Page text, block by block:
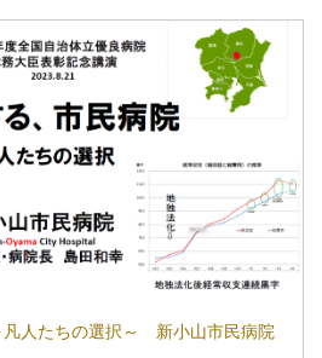
人たちの選択～ 新小山市民病院